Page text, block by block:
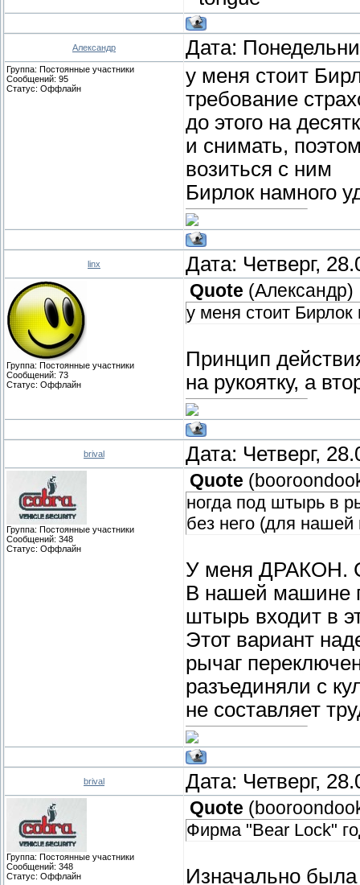
Александр Дата:
Группа: Постоянные участники
Сообщений: 95
Статус: Оффлайн
у меня стоит
требование
до этого на
и снимать,
возиться с ним
Бирлок намного
linx Дата: Четверг,
Группа: Постоянные участники
Сообщений: 73
Статус: Оффлайн
Quote (Александр)
у меня стоит
Принцип
на рукоятку, а
brival Дата: Четверг,
Группа: Постоянные участники
Сообщений: 348
Статус: Оффлайн
Quote (
ногда под штырь в
без него (для нашей
У меня ДРАКОН.
В нашей машине
штырь входит в
Этот вариант
рычаг
разъединяли с
не составляет
brival Дата: Четверг,
Группа: Постоянные участники
Сообщений: 348
Статус: Оффлайн
Quote (
Фирма "Bear Lock"
Изначально